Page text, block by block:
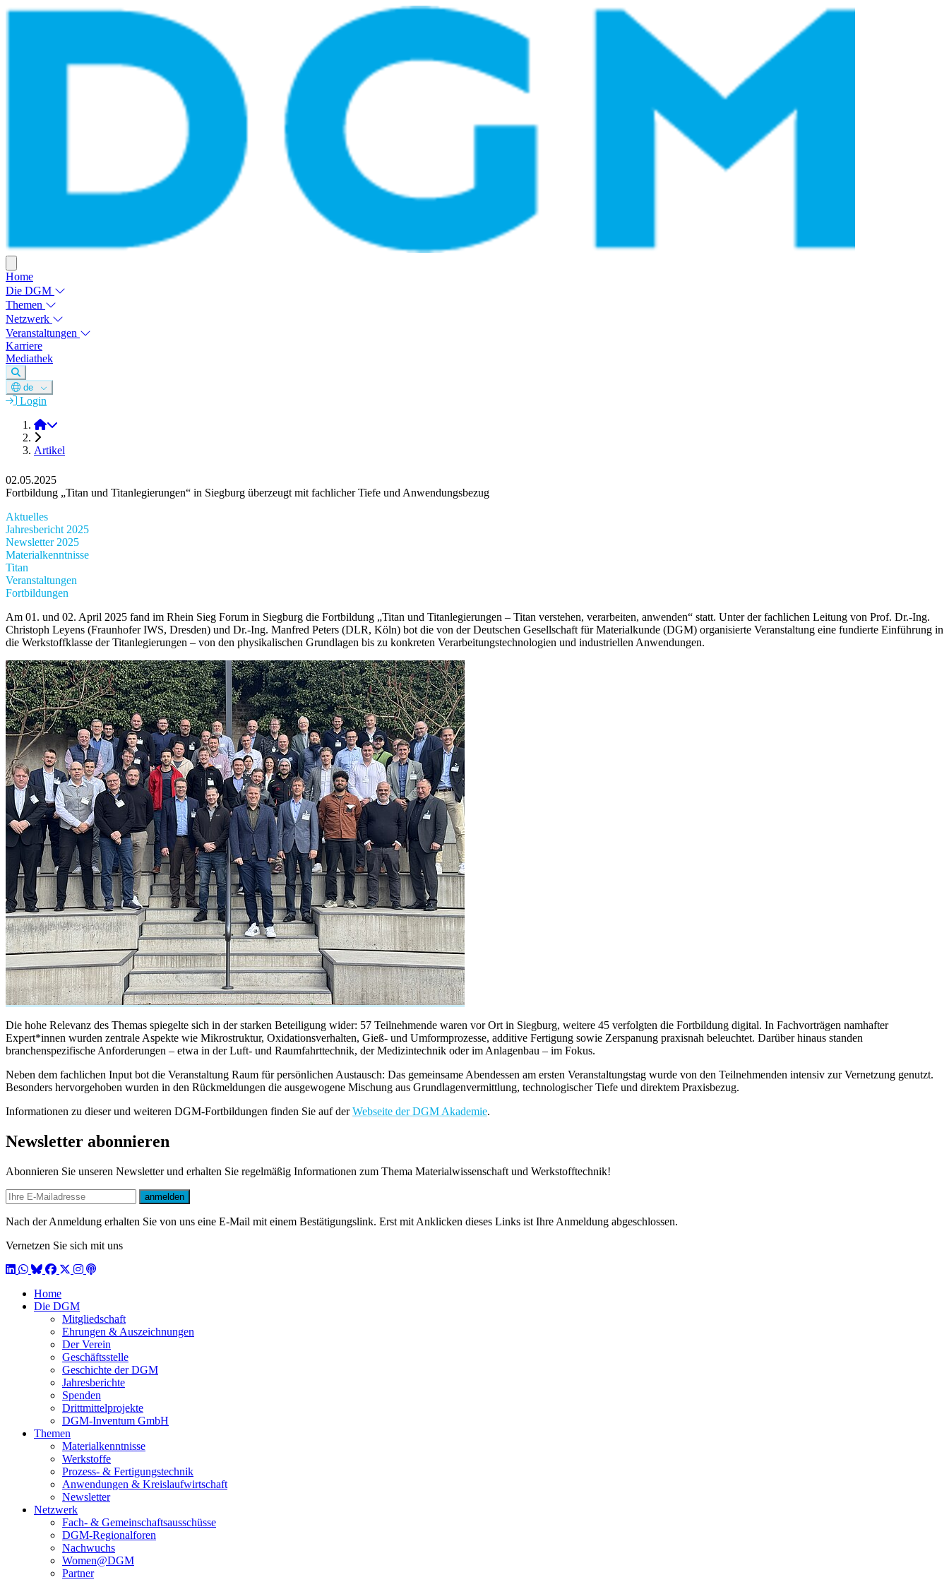
Home
Die DGM
Themen
Netzwerk
Veranstaltungen
Karriere
Mediathek
de
Login
DGM e.V.
Artikel
02.05.2025
Fortbildung „Titan und Titanlegierungen“ in Siegburg überzeugt mit fachlicher Tiefe und Anwendungsbezug
Aktuelles
Jahresbericht 2025
Newsletter 2025
Materialkenntnisse
Titan
Veranstaltungen
Fortbildungen
Am 01. und 02. April 2025 fand im Rhein Sieg Forum in Siegburg die Fortbildung „Titan und Titanlegierungen – Titan verstehen, verarbeiten, anwenden“ statt. Unter der fachlichen Leitung von Prof. Dr.-Ing.
Christoph Leyens (Fraunhofer IWS, Dresden) und Dr.-Ing. Manfred Peters (DLR, Köln) bot die von der Deutschen Gesellschaft für Materialkunde (DGM) organisierte Veranstaltung eine fundierte Einführung in
die Werkstoffklasse der Titanlegierungen – von den physikalischen Grundlagen bis zu konkreten Verarbeitungstechnologien und industriellen Anwendungen.
Die hohe Relevanz des Themas spiegelte sich in der starken Beteiligung wider: 57 Teilnehmende waren vor Ort in Siegburg, weitere 45 verfolgten die Fortbildung digital. In Fachvorträgen namhafter
Expert*innen wurden zentrale Aspekte wie Mikrostruktur, Oxidationsverhalten, Gieß- und Umformprozesse, additive Fertigung sowie Zerspanung praxisnah beleuchtet. Darüber hinaus standen
branchenspezifische Anforderungen – etwa in der Luft- und Raumfahrttechnik, der Medizintechnik oder im Anlagenbau – im Fokus.
Neben dem fachlichen Input bot die Veranstaltung Raum für persönlichen Austausch: Das gemeinsame Abendessen am ersten Veranstaltungstag wurde von den Teilnehmenden intensiv zur Vernetzung genutzt.
Besonders hervorgehoben wurden in den Rückmeldungen die ausgewogene Mischung aus Grundlagenvermittlung, technologischer Tiefe und direktem Praxisbezug.
Informationen zu dieser und weiteren DGM-Fortbildungen finden Sie auf derWebseite der DGM Akademie.
Newsletter abonnieren
Abonnieren Sie unseren Newsletter und erhalten Sie regelmäßig Informationen zum Thema Materialwissenschaft und Werkstofftechnik!
E-mail
anmelden
Nach der Anmeldung erhalten Sie von uns eine E-Mail mit einem Bestätigungslink. Erst mit Anklicken dieses Links ist Ihre Anmeldung abgeschlossen.
Vernetzen Sie sich mit uns
LinkedIn
WhatsApp
BlueSky
Facebook
X / Twitter
Instagram
Podcast
Home
Die DGM
Mitgliedschaft
Ehrungen & Auszeichnungen
Der Verein
Geschäftsstelle
Geschichte der DGM
Jahresberichte
Spenden
Drittmittelprojekte
DGM-Inventum GmbH
Themen
Materialkenntnisse
Werkstoffe
Prozess- & Fertigungstechnik
Anwendungen & Kreislaufwirtschaft
Newsletter
Netzwerk
Fach- & Gemeinschaftsausschüsse
DGM-Regionalforen
Nachwuchs
Women@DGM
Partner